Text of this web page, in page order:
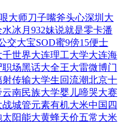
大师刀子嘴斧头心深圳大
水冰月932妹说就是零卡潘
交大宝SOD蜜9傍15便士
千世界大连理工大学大连海
职场黑话大全王大雷微博门
射传输大学生回流潮北京十
云南民族大学婴儿啼哭大赛
城管元素有机大米中国四
太阳能大黄蜂天价五常大米